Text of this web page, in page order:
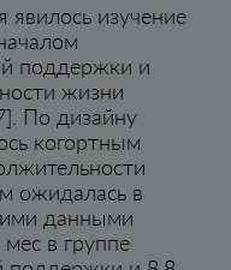
явилось изучение
поддержки и
жизни
По дизайну
когортным
ожидалась в
данными
в группе